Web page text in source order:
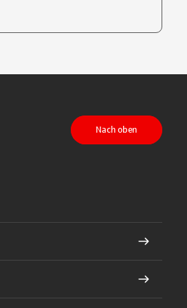
Nach oben